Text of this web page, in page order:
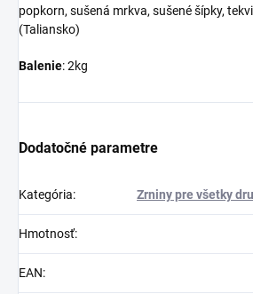
popkorn, sušená mrkva, sušené šípky,
(Taliansko)
Balenie: 2kg
Dodatočné parametre
Kategória: Zrniny pre všetky
Hmotnosť:
EAN: